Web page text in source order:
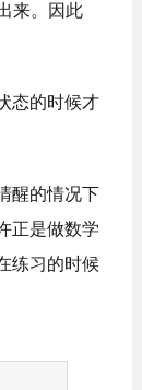
来。因此
态的时候才
醒的情况下
正是做数学
练习的时候